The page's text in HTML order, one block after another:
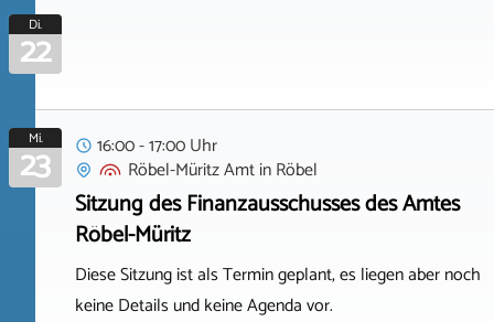
Di.
22
Mi.
23
16:00 - 17:00 Uhr
Röbel-Müritz AmtinRöbel
Sitzung des Finanzausschusses des Amtes
Röbel-Müritz
Diese Sitzung ist als Termin geplant, es liegen aber noch
keine Details und keine Agenda vor.